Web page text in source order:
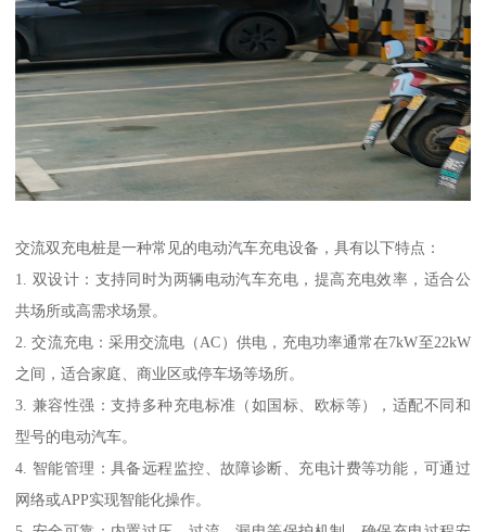
交流双充电桩是一种常见的电动汽车充电设备，具有以下特点：
1. 双设计：支持同时为两辆电动汽车充电，提高充电效率，适合公
共场所或高需求场景。
2. 交流充电：采用交流电（AC）供电，充电功率通常在7kW至22kW
之间，适合家庭、商业区或停车场等场所。
3. 兼容性强：支持多种充电标准（如国标、欧标等），适配不同和
型号的电动汽车。
4. 智能管理：具备远程监控、故障诊断、充电计费等功能，可通过
网络或APP实现智能化操作。